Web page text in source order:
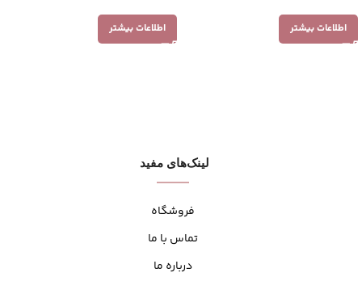
اطلاعات بیشتر اطلاعات بیشتر
لینک‌های مفید
فروشگاه
تماس با ما
درباره ما